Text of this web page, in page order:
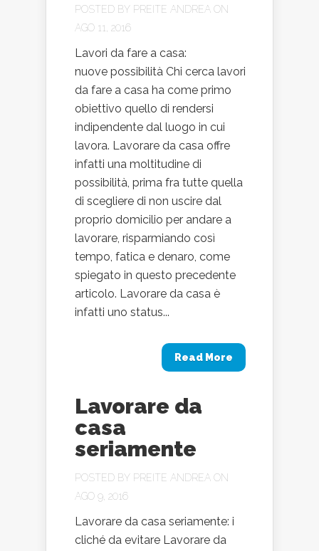
POSTED BY PREITE ANDREA ON
AGO 11, 2016
Lavori da fare a casa:
nuove possibilità Chi cerca lavori
da fare a casa ha come primo
obiettivo quello di rendersi
indipendente dal luogo in cui
lavora. Lavorare da casa offre
infatti una moltitudine di
possibilità, prima fra tutte quella
di scegliere di non uscire dal
proprio domicilio per andare a
lavorare, risparmiando così
tempo, fatica e denaro, come
spiegato in questo precedente
articolo. Lavorare da casa è
infatti uno status...
Read More
Lavorare da
casa
seriamente
POSTED BY PREITE ANDREA ON
AGO 9, 2016
Lavorare da casa seriamente: i
cliché da evitare Lavorare da